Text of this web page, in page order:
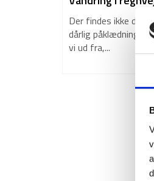
Der findes ikke
dårlig påklædning.
vi ud fra,...